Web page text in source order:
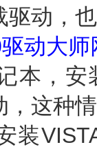
驱动，
动大师
，安
这种
装